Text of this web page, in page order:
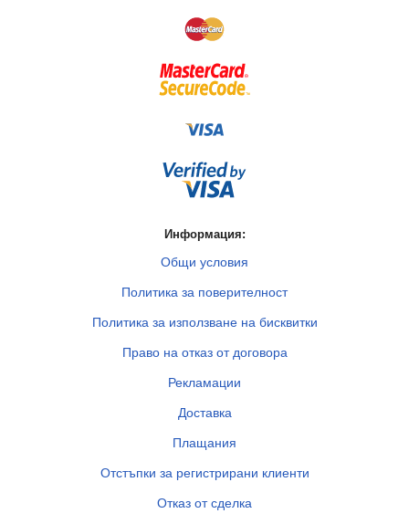
Информация:
Общи условия
Политика за поверителност
Политика за използване на бисквитки
Право на отказ от договора
Рекламации
Доставка
Плащания
Отстъпки за регистрирани клиенти
Отказ от сделка